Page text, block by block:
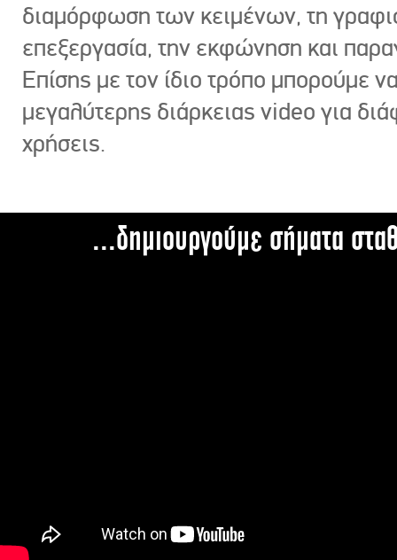
διαμόρφωση των κειμένων, τη
επεξεργασία, την εκφώνηση και
Επίσης με τον ίδιο τρόπο μπορούμε
μεγαλύτερης διάρκειας video για
χρήσεις.
...δημιουργούμε σήματα